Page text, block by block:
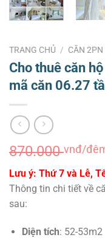
TRANG CHỦ / CĂN
Cho thuê căn
mã căn 06.27
870.000vnđ/
Lưu ý: Thứ 7 và Lễ,
Thông tin chi tiết về
sau:
Diện tích: 52-53m2